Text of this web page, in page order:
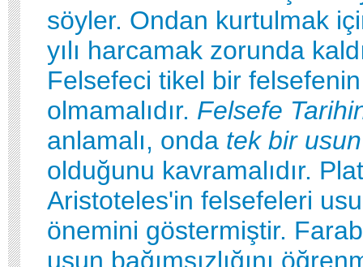
söyler. Ondan kurtulmak
yılı harcamak zorunda
Felsefeci tikel bir
olmamalıdır. Felsefe
anlamalı, onda tek bir
olduğunu kavramalıdır.
Aristoteles'in felsefeleri
önemini göstermiştir.
usun bağımsızlığını